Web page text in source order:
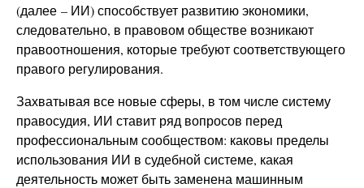
(далее – ИИ) способствует развитию экономики,
следовательно, в правовом обществе возникают
правоотношения, которые требуют соответствующего
правого регулирования.
Захватывая все новые сферы, в том числе систему
правосудия, ИИ ставит ряд вопросов перед
профессиональным сообществом: каковы пределы
использования ИИ в судебной системе, какая
деятельность может быть заменена машинным